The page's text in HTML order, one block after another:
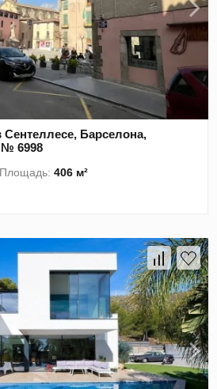
Барселона,
№ 6998
Площадь:406 м²